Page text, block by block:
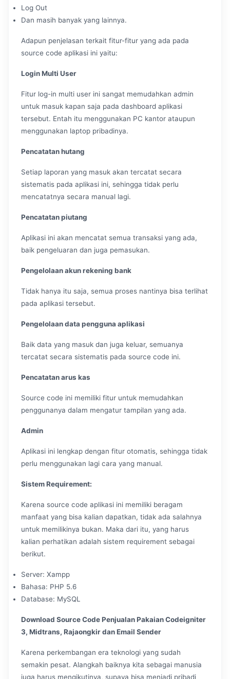
Log Out
Dan masih banyak yang lainnya.
Adapun penjelasan terkait fitur-fitur yang ada pada
source code aplikasi ini yaitu:
Login Multi User
Fitur log-in multi user ini sangat memudahkan admin
untuk masuk kapan saja pada dashboard aplikasi
tersebut. Entah itu menggunakan PC kantor ataupun
menggunakan laptop pribadinya.
Pencatatan hutang
Setiap laporan yang masuk akan tercatat secara
sistematis pada aplikasi ini, sehingga tidak perlu
mencatatnya secara manual lagi.
Pencatatan piutang
Aplikasi ini akan mencatat semua transaksi yang ada,
baik pengeluaran dan juga pemasukan.
Pengelolaan akun rekening bank
Tidak hanya itu saja, semua proses nantinya bisa terlihat
pada aplikasi tersebut.
Pengelolaan data pengguna aplikasi
Baik data yang masuk dan juga keluar, semuanya
tercatat secara sistematis pada source code ini.
Pencatatan arus kas
Source code ini memiliki fitur untuk memudahkan
penggunanya dalam mengatur tampilan yang ada.
Admin
Aplikasi ini lengkap dengan fitur otomatis, sehingga tidak
perlu menggunakan lagi cara yang manual.
Sistem Requirement:
Karena source code aplikasi ini memiliki beragam
manfaat yang bisa kalian dapatkan, tidak ada salahnya
untuk memilikinya bukan. Maka dari itu, yang harus
kalian perhatikan adalah sistem requirement sebagai
berikut.
Server: Xampp
Bahasa: PHP 5.6
Database: MySQL
Download Source Code Penjualan Pakaian Codeigniter
3, Midtrans, Rajaongkir dan Email Sender
Karena perkembangan era teknologi yang sudah
semakin pesat. Alangkah baiknya kita sebagai manusia
juga harus mengikutinya, supaya bisa menjadi pribadi